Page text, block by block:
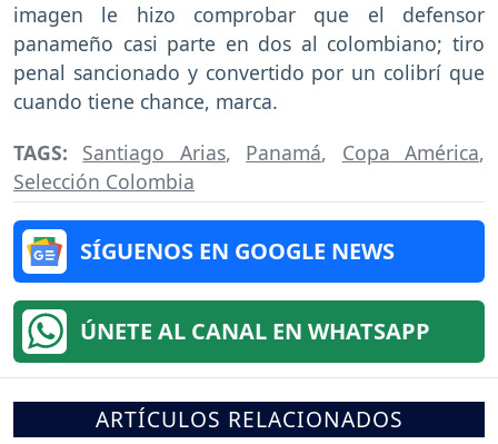
imagen le hizo comprobar que el defensor
panameño casi parte en dos al colombiano; tiro
penal sancionado y convertido por un colibrí que
cuando tiene chance, marca.
TAGS: Santiago Arias, Panamá, Copa América,
Selección Colombia
SÍGUENOS EN GOOGLE NEWS
ÚNETE AL CANAL EN WHATSAPP
ARTÍCULOS RELACIONADOS